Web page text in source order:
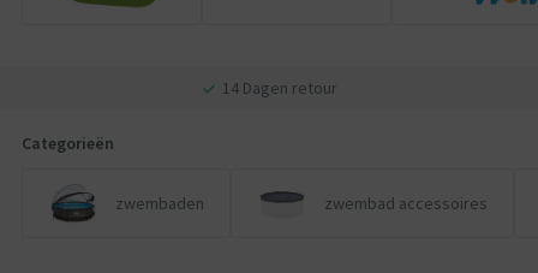
14 Dagen retour
Categorieën
zwembaden zwembad accessoires